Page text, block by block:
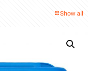
Show all